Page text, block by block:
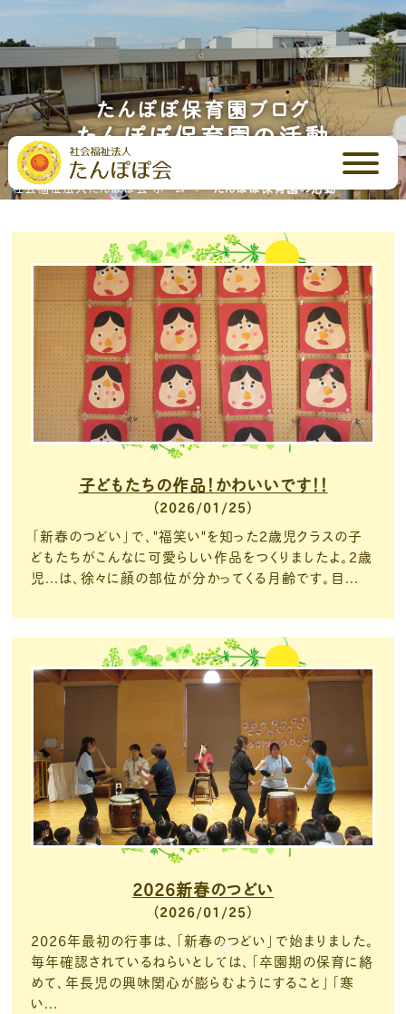
たんぽぽ保育園ブログ
たんぽぽ保育園の活動
社会福祉法人たんぽぽ会 ホーム たんぽぽ保育園の活動
2026/01/25
子どもたちの作品！かわいいです！！
「新春のつどい」で、"福笑い"を知った２歳児クラスの子
どもたちがこんなに可愛らしい作品をつくりましたよ。２歳
児...は、徐々に顔の部位が分かってくる月齢です。目...
2026/01/25
2026新春のつどい
2026年最初の行事は、「新春のつどい」で始まりました。
毎年確認されているねらいとしては、「卒園期の保育に絡
めて、年長児の興味関心が膨らむようにすること」「寒
い...